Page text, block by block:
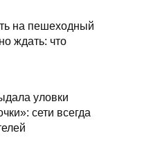
на пешеходный
ждать: что
уловки
сети всегда